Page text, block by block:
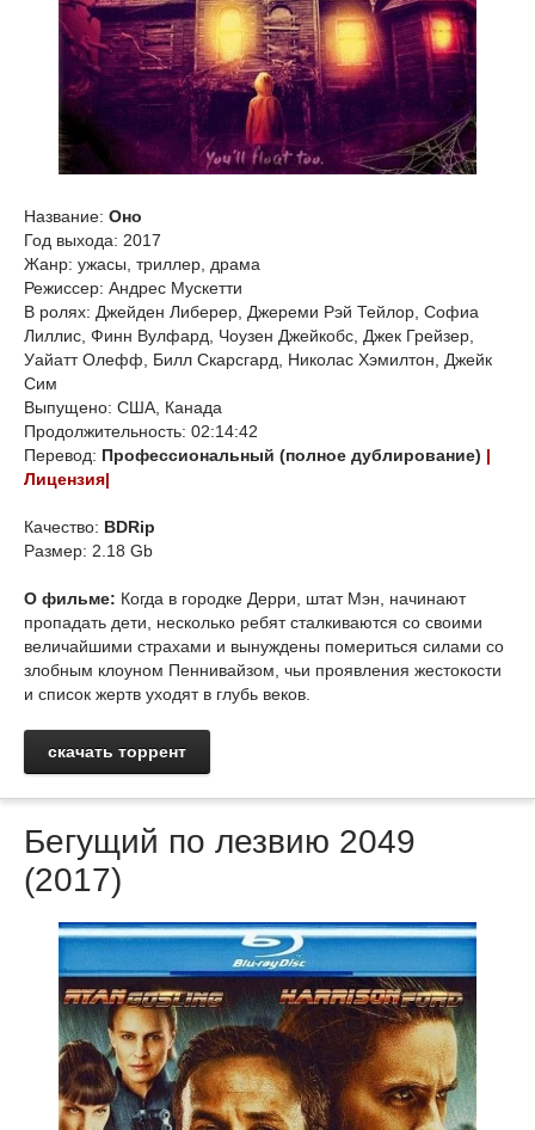
Название: Оно
Год выхода: 2017
Жанр: ужасы, триллер, драма
Режиссер: Андрес Мускетти
В ролях: Джейден Либерер, Джереми Рэй Тейлор, Софиа
Лиллис, Финн Вулфард, Чоузен Джейкобс, Джек Грейзер,
Уайатт Олефф, Билл Скарсгард, Николас Хэмилтон, Джейк
Сим
Выпущено: США, Канада
Продолжительность: 02:14:42
Перевод: Профессиональный (полное дублирование) |
Лицензия|
Качество: BDRip
Размер: 2.18 Gb
О фильме: Когда в городке Дерри, штат Мэн, начинают
пропадать дети, несколько ребят сталкиваются со своими
величайшими страхами и вынуждены помериться силами со
злобным клоуном Пеннивайзом, чьи проявления жестокости
и список жертв уходят в глубь веков.
скачать торрент
Бегущий по лезвию 2049
(2017)